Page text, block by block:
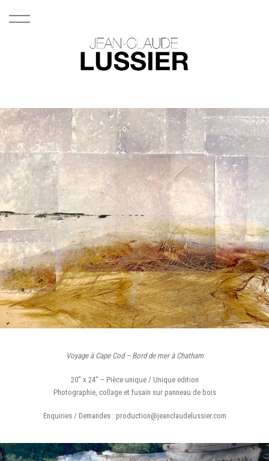
Voyage à Cape Cod – Bord de mer à Chatham
20″ x 24″ – Pièce unique / Unique edition
Photographie, collage et fusain sur panneau de bois
Enquiries / Demandes : production@jeanclaudelussier.com